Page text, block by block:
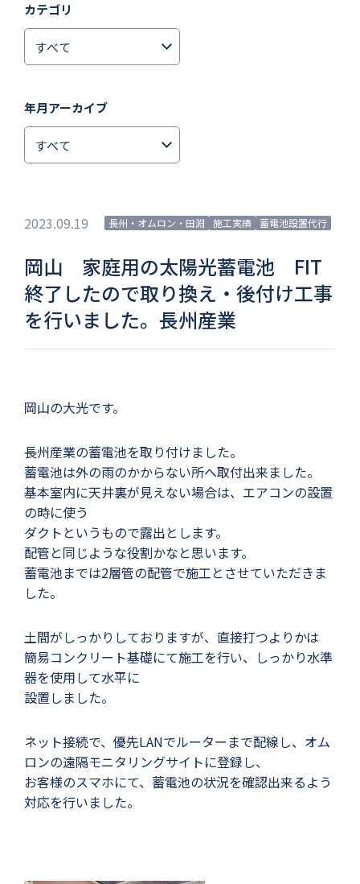
カテゴリ
年月アーカイブ
2023.09.19 長州・オムロン・田淵 施工実績 蓄電池設置代行
岡山 家庭用の太陽光蓄電池 FIT
終了したので取り換え・後付け工事
を行いました。長州産業
岡山の大光です。
長州産業の蓄電池を取り付けました。
蓄電池は外の雨のかからない所へ取付出来ました。
基本室内に天井裏が見えない場合は、エアコンの設置
の時に使う
ダクトというもので露出とします。
配管と同じような役割かなと思います。
蓄電池までは2層管の配管で施工とさせていただきま
した。
土間がしっかりしておりますが、直接打つよりかは
簡易コンクリート基礎にて施工を行い、しっかり水準
器を使用して水平に
設置しました。
ネット接続で、優先LANでルーターまで配線し、オム
ロンの遠隔モニタリングサイトに登録し、
お客様のスマホにて、蓄電池の状況を確認出来るよう
対応を行いました。